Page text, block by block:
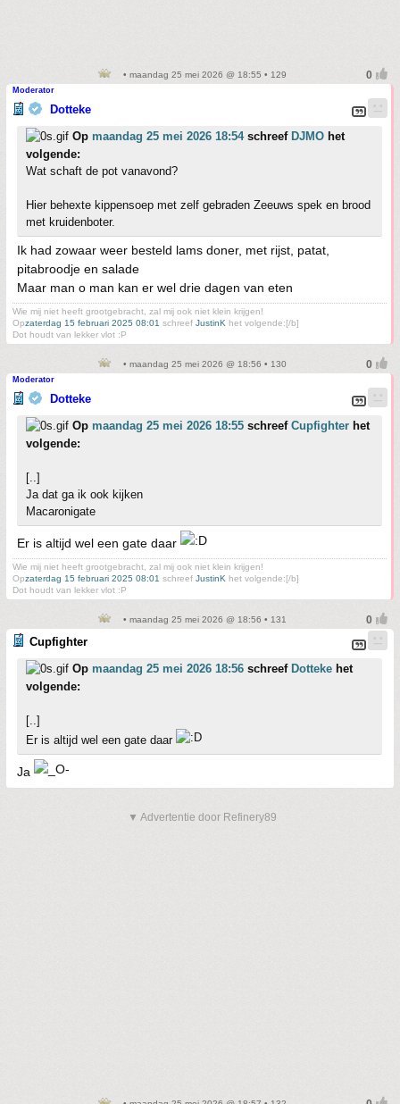
• maandag 25 mei 2026 @ 18:55 • 129
Moderator
Dotteke
Op maandag 25 mei 2026 18:54schreef DJMO het
volgende:
Wat schaft de pot vanavond?
Hier behexte kippensoep met zelf gebraden Zeeuws spek en brood
met kruidenboter.
Ik had zowaar weer besteld lams doner, met rijst, patat,
pitabroodje en salade
Maar man o man kan er wel drie dagen van eten
Wie mij niet heeft grootgebracht, zal mij ook niet klein krijgen!
Opzaterdag 15 februari 2025 08:01 schreef JustinK het volgende:[/b]
Dot houdt van lekker vlot :P
• maandag 25 mei 2026 @ 18:56 • 130
Moderator
Dotteke
Op maandag 25 mei 2026 18:55 schreef Cupfighter het
volgende:
[..]
Ja dat ga ik ook kijken
Macaronigate
Er is altijd wel een gate daar
Wie mij niet heeft grootgebracht, zal mij ook niet klein krijgen!
Opzaterdag 15 februari 2025 08:01 schreef JustinK het volgende:[/b]
Dot houdt van lekker vlot :P
• maandag 25 mei 2026 @ 18:56 • 131
Cupfighter
Op maandag 25 mei 2026 18:56 schreef Dotteke het
volgende:
[..]
Er is altijd wel een gate daar
Ja
▼ Advertentie door Refinery89